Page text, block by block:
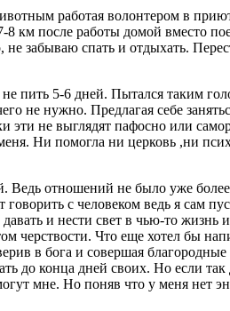
работая волонтером в
км после работы домой вместо
забываю спать и отдыхать.
5-6 дней. Пытался таким
нужно. Предлагая себе
не выглядят пафосно или
Ни помогла ни церковь ,ни
Ведь отношений не было уже
с человеком ведь я сам
и нести свет в чью-то
черствости. Что еще хотел бы
в бога и совершая
до конца дней своих. Но если
мне. Но поняв что у меня нет